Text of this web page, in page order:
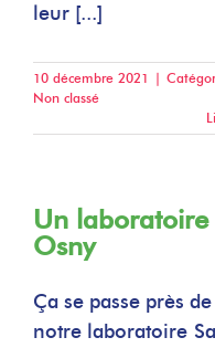
leur [...]
10 décembre 2021 |
Non classé
Un laboratoire
Osny
Ça se passe près
notre laboratoire